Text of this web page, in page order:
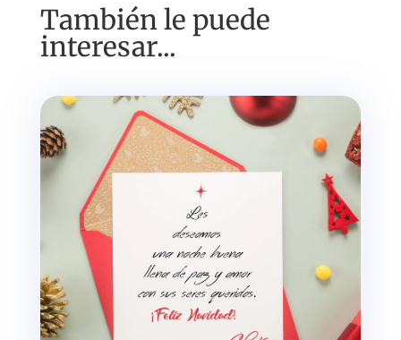
También le puede
interesar...